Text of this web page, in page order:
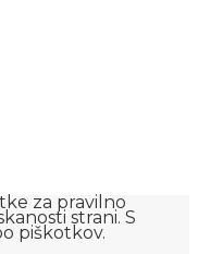
za pravilno
strani. S
piškotkov.